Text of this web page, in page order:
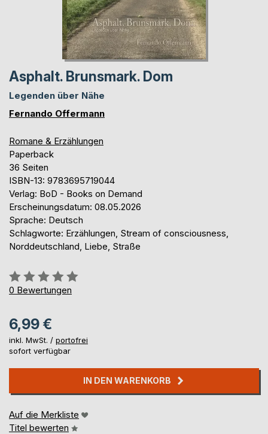
Asphalt. Brunsmark. Dom
Legenden über Nähe
Fernando Offermann
Romane & Erzählungen
Paperback
36 Seiten
ISBN-13: 9783695719044
Verlag: BoD - Books on Demand
Erscheinungsdatum: 08.05.2026
Sprache: Deutsch
Schlagworte: Erzählungen, Stream of consciousness,
Norddeutschland, Liebe, Straße
Bewertung::
0%
0 Bewertungen
6,99 €
inkl. MwSt. / portofrei
sofort verfügbar
IN DEN WARENKORB
Auf die Merkliste
Titel bewerten